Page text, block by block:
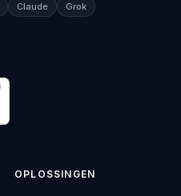
Claude Grok
OPLOSSINGEN